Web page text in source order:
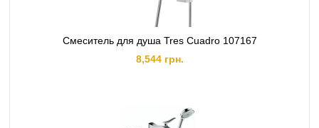
Смеситель для душа Tres Cuadro 107167
8,544 грн.